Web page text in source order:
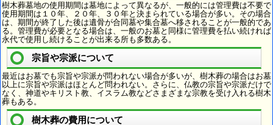
樹木葬墓地の使用期間は墓地によって異なるが、一般的には管理費は不要で
使用期間は１０年、２０年、３０年と決まられている場合が多い。その場合
は、期間が終了した後は遺骨が合同墓や集合墓へ移されることが一般的であ
る。管理費が必要となる場合は、一般のお墓と同様に管理費を払い続ければ
永代で使用し続けることが出来る所も多数ある。
宗旨や宗派について
最近はお墓でも宗旨や宗派が問われない場合が多いが、樹木葬の場合はお墓
以上に宗旨や宗派はほとんど問われない。さらに、仏教の宗旨や宗派だけで
なく、神道やキリスト教、イスラム教などさまざまな宗教を受け入れる樹木
葬もある。
樹木葬の費用について